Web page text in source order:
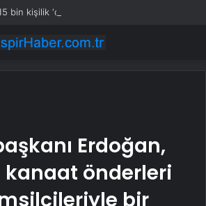
Erdoğan,
kanaat önderleri
bir